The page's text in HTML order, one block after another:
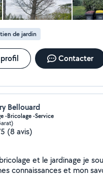
de jardin
Contacter
Bellouard
-Bricolage -Service
(8 avis)
et le jardinage je
connaissances et mon